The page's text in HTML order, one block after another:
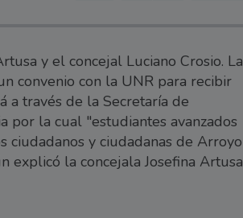
y el concejal Luciano Crosio. La
convenio con la UNR para recibir
a través de la Secretaría de
por la cual "estudiantes avanzados
ciudadanos y ciudadanas de Arroyo
explicó la concejala Josefina Artusa